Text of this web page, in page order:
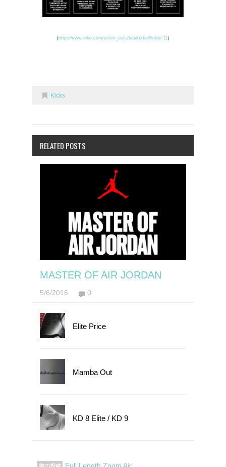
（ http://www.nike.com/us/en_us/c/basketball/kobe-11 ）
Kicks
RELATED POSTS
MASTER OF AIR JORDAN
5/6/2016 0
Elite Price
Mamba Out
KD 8 Elite / KD 9